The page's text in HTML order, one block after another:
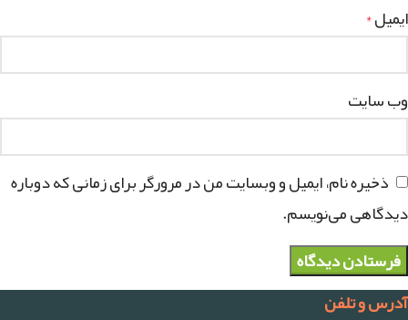
ایمیل*
وب‌ سایت
ذخیره نام، ایمیل و وبسایت من در مرورگر برای زمانی که دوباره
دیدگاهی می‌نویسم.
آدرس و تلفن